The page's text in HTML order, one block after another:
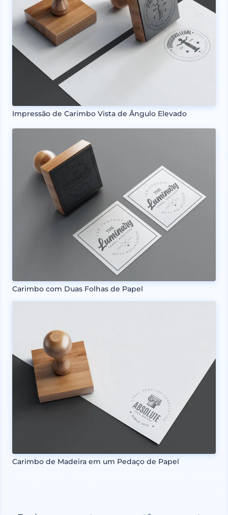
Impressão de Carimbo Vista de Ângulo Elevado
Carimbo com Duas Folhas de Papel
Carimbo de Madeira em um Pedaço de Papel